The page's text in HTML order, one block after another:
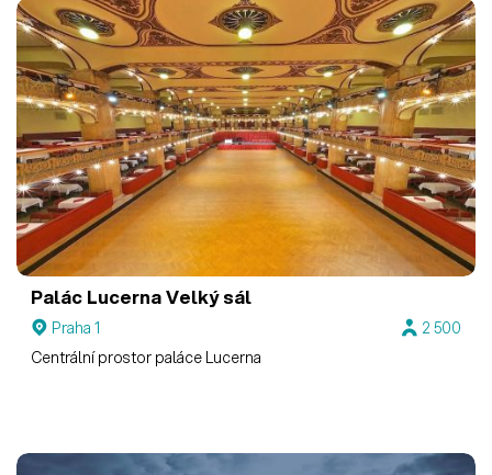
Palác LucernaVelký sál
Praha 1
2 500
Centrální prostor paláce Lucerna